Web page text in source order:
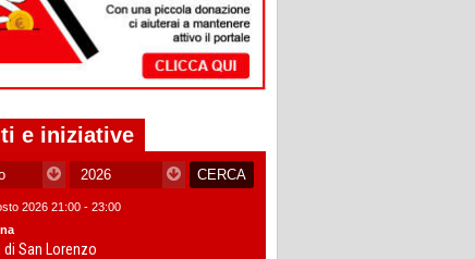
e iniziative
2026 21:00 - 23:00
di San Lorenzo